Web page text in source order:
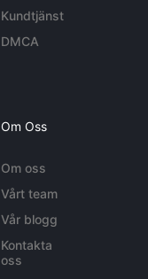
Kundtjänst
DMCA
Om Oss
Om oss
Vårt team
Vår blogg
Kontakta
oss